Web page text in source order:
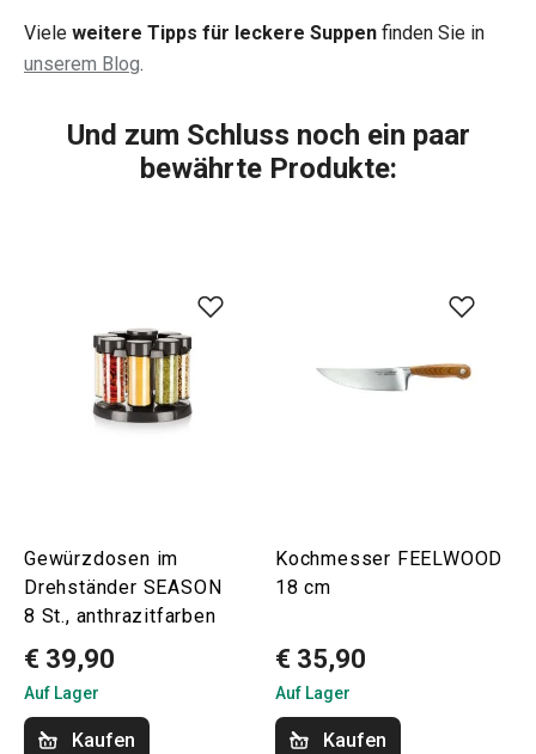
Viele weitere Tipps für leckere Suppen finden Sie in
unserem Blog.
Und zum Schluss noch ein paar
bewährte Produkte:
Gewürzdosen im
Drehständer SEASON
8 St., anthrazitfarben
€ 39,90
Auf Lager
Kaufen
Kochmesser FEELWOOD
18 cm
€ 35,90
Auf Lager
Kaufen